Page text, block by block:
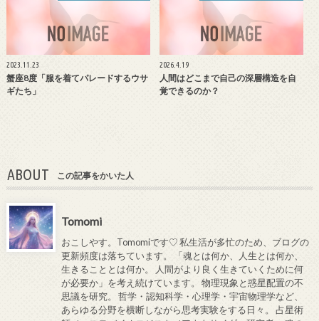
2023.11.23
蟹座8度「服を着てパレードするウサ
ギたち」
2026.4.19
人間はどこまで自己の深層構造を自
覚できるのか？
ABOUT この記事をかいた人
Tomomi
おこしやす。Tomomiです♡ 私生活が多忙のため、ブログの
更新頻度は落ちています。 「魂とは何か、人生とは何か、
生きることとは何か。 人間がより良く生きていくために何
が必要か」を考え続けています。 物理現象と惑星配置の不
思議を研究。 哲学・認知科学・心理学・宇宙物理学など、
あらゆる分野を横断しながら思考実験をする日々。 占星術